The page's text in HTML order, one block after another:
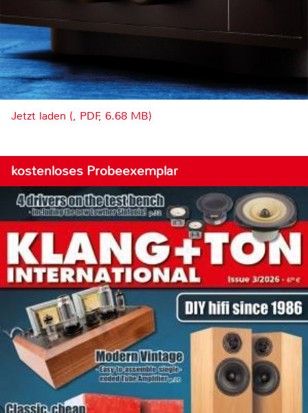
Jetzt laden (, PDF, 6.68 MB)
kostenloses Probeexemplar